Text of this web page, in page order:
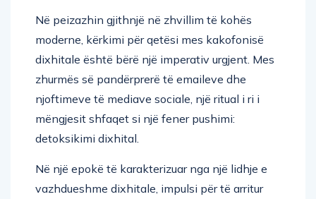
Në peizazhin gjithnjë në zhvillim të kohës
moderne, kërkimi për qetësi mes kakofonisë
dixhitale është bërë një imperativ urgjent. Mes
zhurmës së pandërprerë të emaileve dhe
njoftimeve të mediave sociale, një ritual i ri i
mëngjesit shfaqet si një fener pushimi:
detoksikimi dixhital.
Në një epokë të karakterizuar nga një lidhje e
vazhdueshme dixhitale, impulsi për të arritur